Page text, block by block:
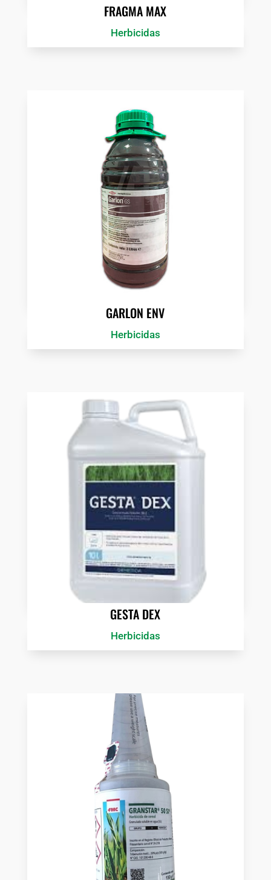
FRAGMA MAX
Herbicidas
GARLON ENV
Herbicidas
GESTA DEX
Herbicidas